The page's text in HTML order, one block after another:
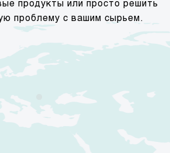
продукты или просто решить
проблему с вашим сырьем.